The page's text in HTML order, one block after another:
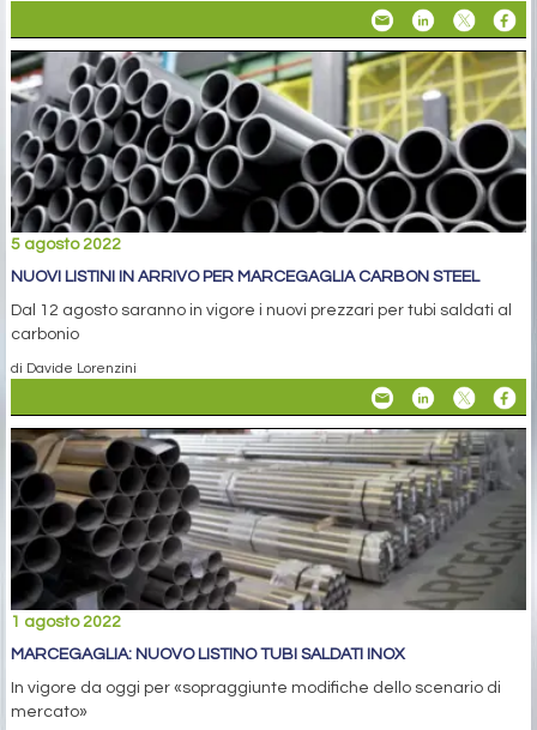
5 agosto 2022
NUOVI LISTINI IN ARRIVO PER MARCEGAGLIA CARBON STEEL
Dal 12 agosto saranno in vigore i nuovi prezzari per tubi saldati al
carbonio
di Davide Lorenzini
1 agosto 2022
MARCEGAGLIA: NUOVO LISTINO TUBI SALDATI INOX
In vigore da oggi per «sopraggiunte modifiche dello scenario di
mercato»